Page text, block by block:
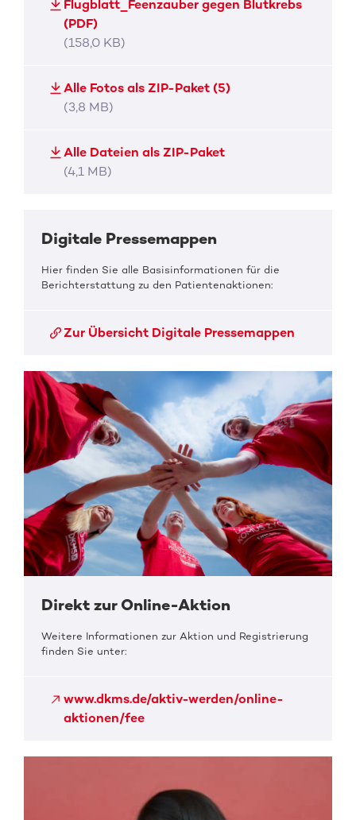
Flugblatt_Feenzauber gegen Blutkrebs
(PDF)
(158,0 KB)
Alle Fotos als ZIP-Paket (5)
(3,8 MB)
Alle Dateien als ZIP-Paket
(4,1 MB)
Digitale Pressemappen
Hier finden Sie alle Basisinformationen für die
Berichterstattung zu den Patientenaktionen:
Zur Übersicht Digitale Pressemappen
Direkt zur Online-Aktion
Weitere Informationen zur Aktion und Registrierung
finden Sie unter:
www.dkms.de/aktiv-werden/online-
aktionen/fee